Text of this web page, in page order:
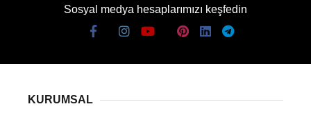
Sosyal medya hesaplarımızı keşfedin
KURUMSAL